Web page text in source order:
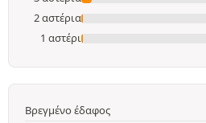
2 αστέρια
1 αστέρι
Βρεγμένο έδαφος